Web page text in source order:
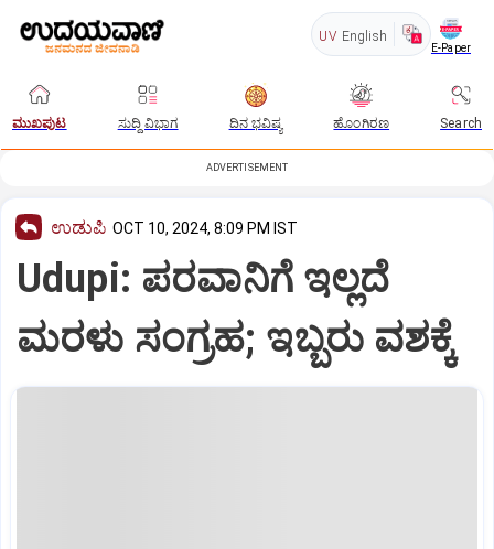
UV English
E-Paper
ಮುಖಪುಟ ಸುದ್ದಿ ವಿಭಾಗ ದಿನ ಭವಿಷ್ಯ ಹೊಂಗಿರಣ Search
ADVERTISEMENT
ಉಡುಪಿ OCT 10, 2024, 8:09 PM IST
Udupi: ಪರವಾನಿಗೆ ಇಲ್ಲದೆ
ಮರಳು ಸಂಗ್ರಹ; ಇಬ್ಬರು ವಶಕ್ಕೆ